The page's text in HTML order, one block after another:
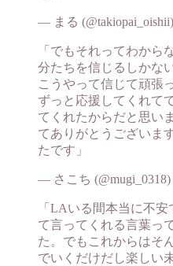
— まる (@takiopai_oishii)
「でもそれってわから
分たちを信じるしかな
こうやって信じて頑張
ずっと応援してくれて
てくれたからだと思い
てありがとうございま
たです」
— さこち (@mugi_0318)
「LAいる間本当に不
て言ってくれる言葉っ
た。でもこれからはそ
でいくだけだし楽しい